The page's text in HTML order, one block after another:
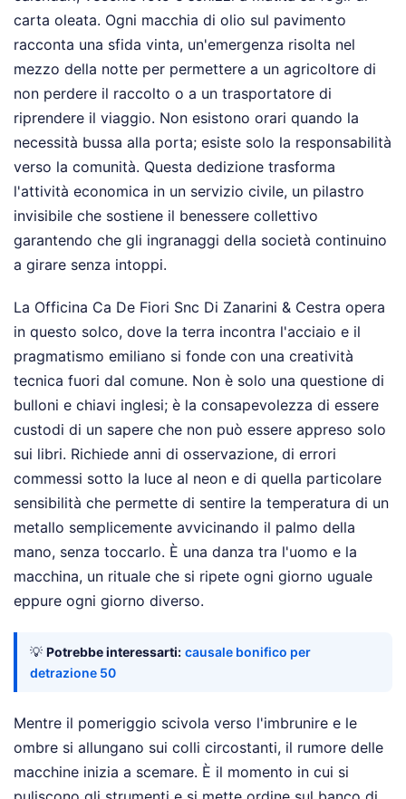
carta oleata. Ogni macchia di olio sul pavimento
racconta una sfida vinta, un'emergenza risolta nel
mezzo della notte per permettere a un agricoltore di
non perdere il raccolto o a un trasportatore di
riprendere il viaggio. Non esistono orari quando la
necessità bussa alla porta; esiste solo la responsabilità
verso la comunità. Questa dedizione trasforma
l'attività economica in un servizio civile, un pilastro
invisibile che sostiene il benessere collettivo
garantendo che gli ingranaggi della società continuino
a girare senza intoppi.
La Officina Ca De Fiori Snc Di Zanarini & Cestra opera
in questo solco, dove la terra incontra l'acciaio e il
pragmatismo emiliano si fonde con una creatività
tecnica fuori dal comune. Non è solo una questione di
bulloni e chiavi inglesi; è la consapevolezza di essere
custodi di un sapere che non può essere appreso solo
sui libri. Richiede anni di osservazione, di errori
commessi sotto la luce al neon e di quella particolare
sensibilità che permette di sentire la temperatura di un
metallo semplicemente avvicinando il palmo della
mano, senza toccarlo. È una danza tra l'uomo e la
macchina, un rituale che si ripete ogni giorno uguale
eppure ogni giorno diverso.
💡 Potrebbe interessarti: causale bonifico per
detrazione 50
Mentre il pomeriggio scivola verso l'imbrunire e le
ombre si allungano sui colli circostanti, il rumore delle
macchine inizia a scemare. È il momento in cui si